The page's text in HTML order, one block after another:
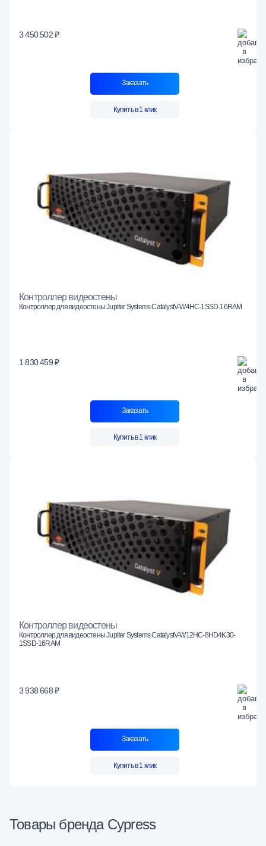
3 450 502 ₽
Заказать
Купить в 1 клик
Контроллер видеостены
Контроллер для видеостены Jupiter Systems CatalystV-W4HC-1SSD-16RAM
1 830 459 ₽
Заказать
Купить в 1 клик
Контроллер видеостены
Контроллер для видеостены Jupiter Systems CatalystV-W12HC-8HD4K30-
1SSD-16RAM
3 938 668 ₽
Заказать
Купить в 1 клик
Товары бренда Cypress